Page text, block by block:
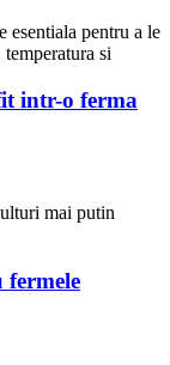
esentiala pentru a le
si
intr-o ferma
mai putin